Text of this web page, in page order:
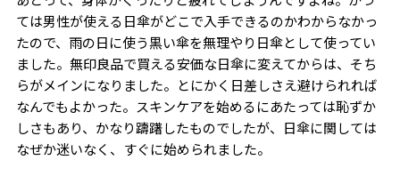
ては男性が使える日傘がどこで入手できるのかわからなかっ
たので、雨の日に使う黒い傘を無理やり日傘として使ってい
ました。無印良品で買える安価な日傘に変えてからは、そち
らがメインになりました。とにかく日差しさえ避けられれば
なんでもよかった。スキンケアを始めるにあたっては恥ずか
しさもあり、かなり躊躇したものでしたが、日傘に関しては
なぜか迷いなく、すぐに始められました。